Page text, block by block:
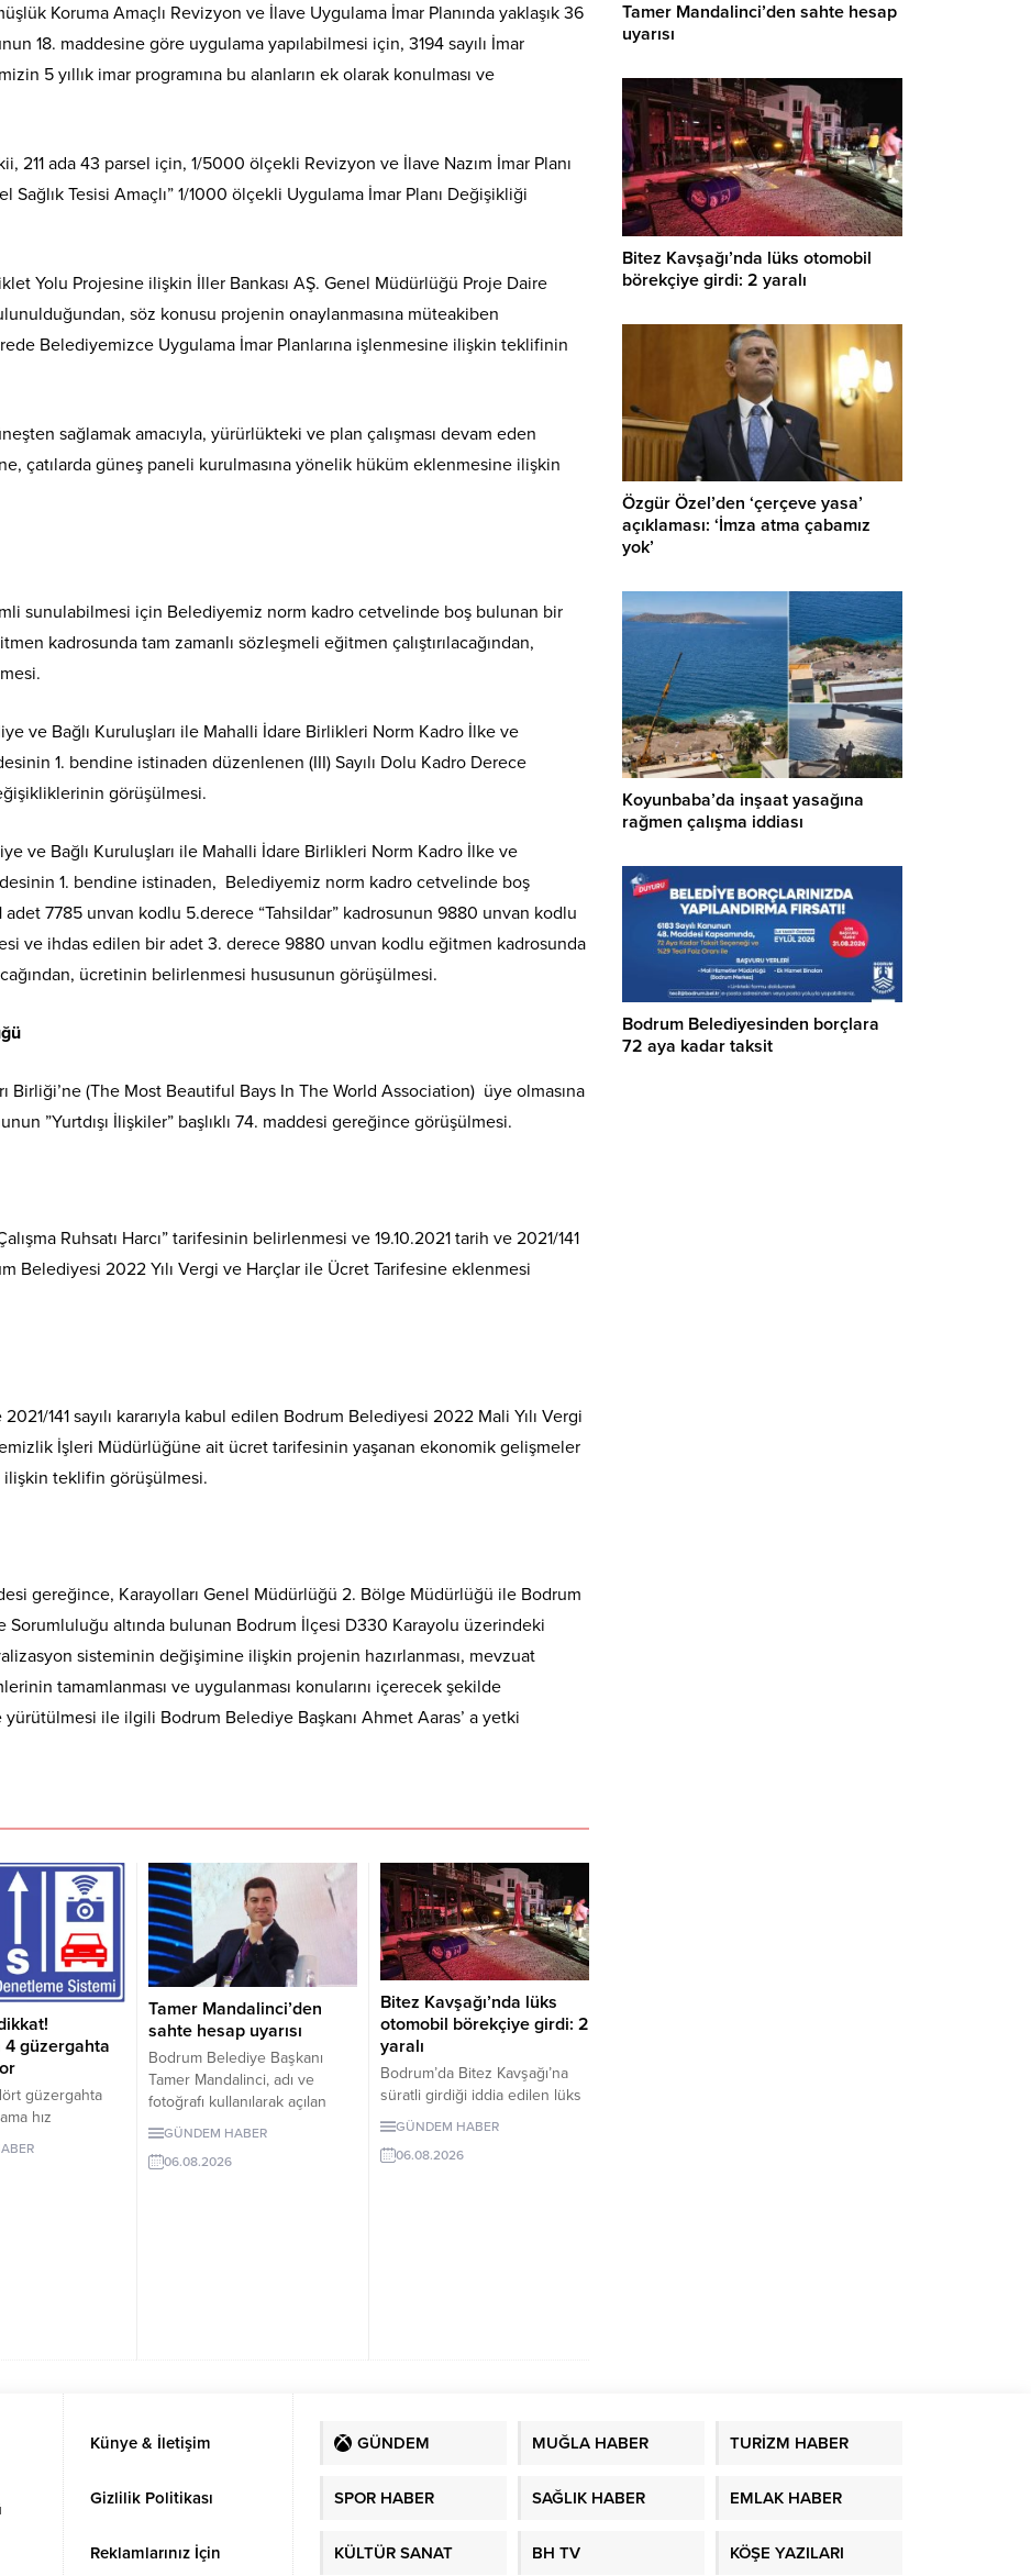
Koruma Amaçlı Revizyon ve İlave Uygulama İmar Planında yaklaşık 36
18. maddesine göre uygulama yapılabilmesi için, 3194 sayılı İmar
5 yıllık imar programına bu alanların ek olarak konulması ve
211 ada 43 parsel için, 1/5000 ölçekli Revizyon ve İlave Nazım İmar Planı
Tesisi Amaçlı” 1/1000 ölçekli Uygulama İmar Planı Değişikliği
Yolu Projesine ilişkin İller Bankası AŞ. Genel Müdürlüğü Proje Daire
söz konusu projenin onaylanmasına müteakiben
Belediyemizce Uygulama İmar Planlarına işlenmesine ilişkin teklifinin
sağlamak amacıyla, yürürlükteki ve plan çalışması devam eden
çatılarda güneş paneli kurulmasına yönelik hüküm eklenmesine ilişkin
sunulabilmesi için Belediyemiz norm kadro cetvelinde boş bulunan bir
kadrosunda tam zamanlı sözleşmeli eğitmen çalıştırılacağından,
ve Bağlı Kuruluşları ile Mahalli İdare Birlikleri Norm Kadro İlke ve
1. bendine istinaden düzenlenen (III) Sayılı Dolu Kadro Derece
görüşülmesi.
ve Bağlı Kuruluşları ile Mahalli İdare Birlikleri Norm Kadro İlke ve
1. bendine istinaden, Belediyemiz norm kadro cetvelinde boş
adet 7785 unvan kodlu 5.derece “Tahsildar” kadrosunun 9880 unvan kodlu
ve ihdas edilen bir adet 3. derece 9880 unvan kodlu eğitmen kadrosunda
ücretinin belirlenmesi hususunun görüşülmesi.
Birliği’ne (The Most Beautiful Bays In The World Association) üye olmasına
”Yurtdışı İlişkiler” başlıklı 74. maddesi gereğince görüşülmesi.
Ruhsatı Harcı” tarifesinin belirlenmesi ve 19.10.2021 tarih ve 2021/141
Belediyesi 2022 Yılı Vergi ve Harçlar ile Ücret Tarifesine eklenmesi
141 sayılı kararıyla kabul edilen Bodrum Belediyesi 2022 Mali Yılı Vergi
İşleri Müdürlüğüne ait ücret tarifesinin yaşanan ekonomik gelişmeler
teklifin görüşülmesi.
gereğince, Karayolları Genel Müdürlüğü 2. Bölge Müdürlüğü ile Bodrum
Sorumluluğu altında bulunan Bodrum İlçesi D330 Karayolu üzerindeki
sisteminin değişimine ilişkin projenin hazırlanması, mevzuat
tamamlanması ve uygulanması konularını içerecek şekilde
ile ilgili Bodrum Belediye Başkanı Ahmet Aaras’ a yetki
4 güzergahta
güzergahta
hız
10 Ağustos
uygulanacak
Tamer Mandalinci’den
sahte hesap uyarısı
Bodrum Belediye Başkanı
Tamer Mandalinci, adı ve
fotoğrafı kullanılarak açılan
sahte sosyal medya
bulundu. Mandalinci, tek resmî
GÜNDEM HABER
06.08.2026
Bitez Kavşağı’nda lüks
otomobil börekçiye girdi: 2
yaralı
Bodrum’da Bitez Kavşağı’na
süratli girdiği iddia edilen lüks
otomobil börekçiye girdi.
yaralandı.
GÜNDEM HABER
06.08.2026
Tamer Mandalinci’den sahte hesap
uyarısı
Bitez Kavşağı’nda lüks otomobil
börekçiye girdi: 2 yaralı
Özgür Özel’den ‘çerçeve yasa’
açıklaması: ‘İmza atma çabamız
yok’
Koyunbaba’da inşaat yasağına
rağmen çalışma iddiası
Bodrum Belediyesinden borçlara
72 aya kadar taksit
Künye & İletişim
Gizlilik Politikası
Reklamlarınız İçin
GÜNDEM MUĞLA HABER TURİZM HABER
SPOR HABER SAĞLIK HABER EMLAK HABER
KÜLTÜR SANAT BH TV KÖŞE YAZILARI